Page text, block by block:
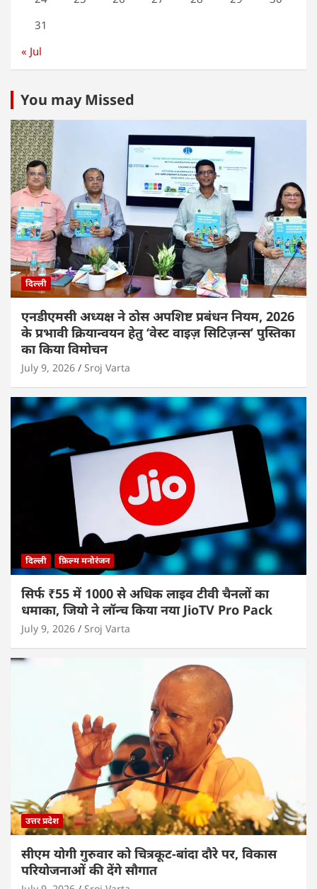
31
« Jul
You may Missed
दिल्ली
एनडीएमसी अध्यक्ष ने ठोस अपशिष्ट प्रबंधन नियम, 2026
के प्रभावी क्रियान्वयन हेतु ‘वेस्ट वाइज़ सिटिज़न्स’ पुस्तिका
का किया विमोचन
July 9, 2026 Sroj Varta
दिल्ली फ़िल्म मनोरंजन
सिर्फ ₹55 में 1000 से अधिक लाइव टीवी चैनलों का
धमाका, जियो ने लॉन्च किया नया JioTV Pro Pack
July 9, 2026 Sroj Varta
उत्तर प्रदेश
सीएम योगी गुरुवार को चित्रकूट-बांदा दौरे पर, विकास
परियोजनाओं की देंगे सौगात